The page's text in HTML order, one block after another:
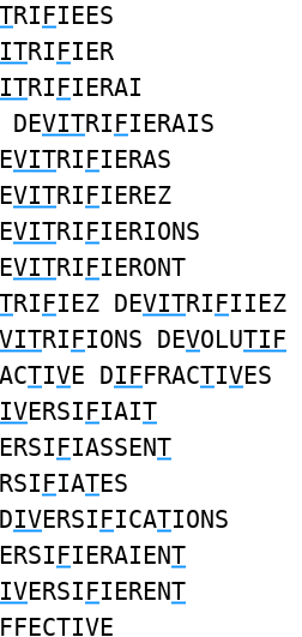
RIFIEES
RIFIER
RIFIERAI
DEVITRIFIERAIS
VITRIFIERAS
VITRIFIEREZ
VITRIFIERIONS
VITRIFIERONT
RIFIEZ DEVITRIFIIEZ
VITRIFIONS DEVOLUTIF
TIVE DIFFRACTIVES
IVERSIFIAIT
ERSIFIASSENT
FIATES
IVERSIFICATIONS
ERSIFIERAIENT
IVERSIFIERENT
FFECTIVE